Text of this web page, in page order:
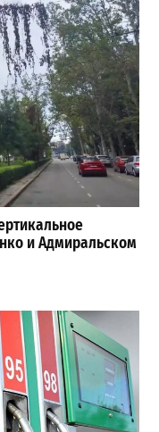
и Адмиральском